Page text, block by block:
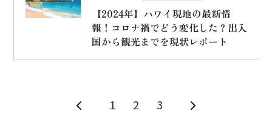
【2024年】ハワイ現地の最新情
報！コロナ禍でどう変化した？出入
国から観光までを現状レポート
1 2 3